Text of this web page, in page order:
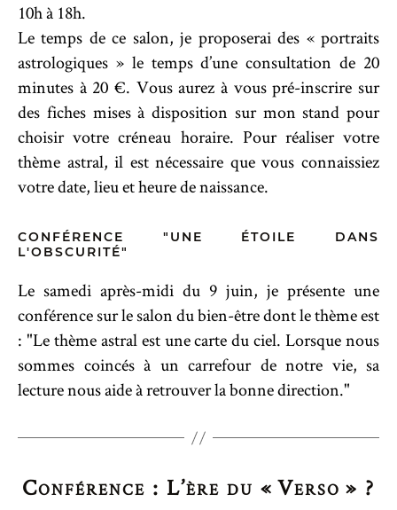
10h à 18h.
Le temps de ce salon, je proposerai des « portraits
astrologiques » le temps d’une consultation de 20
minutes à 20 €. Vous aurez à vous pré-inscrire sur
des fiches mises à disposition sur mon stand pour
choisir votre créneau horaire. Pour réaliser votre
thème astral, il est nécessaire que vous connaissiez
votre date, lieu et heure de naissance.
CONFÉRENCE "UNE ÉTOILE DANS
L'OBSCURITÉ"
Le samedi après-midi du 9 juin, je présente une
conférence sur le salon du bien-être dont le thème est
: "Le thème astral est une carte du ciel. Lorsque nous
sommes coincés à un carrefour de notre vie, sa
lecture nous aide à retrouver la bonne direction."
Conférence : L’ère du « Verso » ?